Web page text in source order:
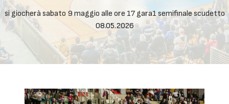
si giocherà sabato 9 maggio alle ore 17 gara1 semifinale scudetto
08.05.2026